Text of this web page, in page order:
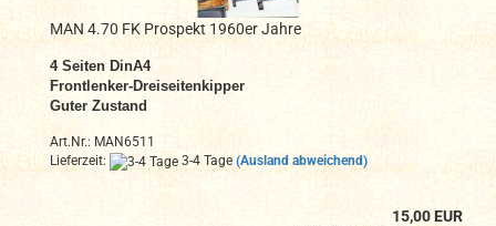
MAN 4.70 FK Prospekt 1960er Jahre
4 Seiten DinA4
Frontlenker-Dreiseitenkipper
Guter Zustand
Art.Nr.: MAN6511
Lieferzeit:
3-4 Tage (Ausland abweichend)
15,00 EUR